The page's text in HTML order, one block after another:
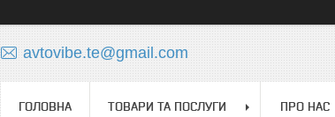
avtovibe.te@gmail.com
ГОЛОВНА ТОВАРИ ТА ПОСЛУГИ ПРО НАС